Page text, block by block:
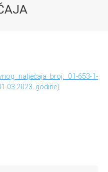
natječaja broj: 01-653-1-
godine)